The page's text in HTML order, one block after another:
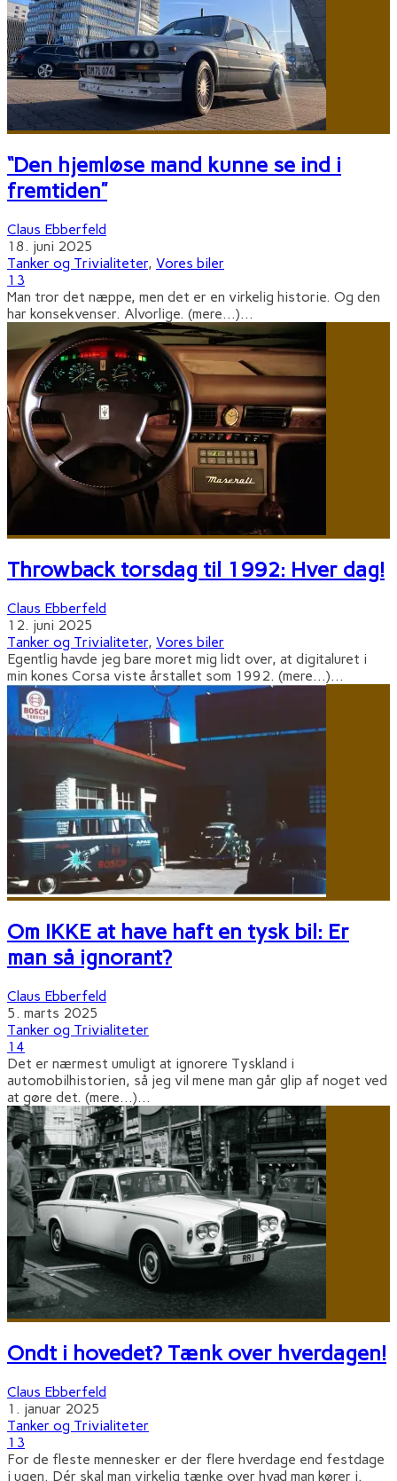
“Den hjemløse mand kunne se ind i
fremtiden”
Claus Ebberfeld
18. juni 2025
Tanker og Trivialiteter, Vores biler
13
Man tror det næppe, men det er en virkelig historie. Og den
har konsekvenser. Alvorlige. (mere…)...
Throwback torsdag til 1992: Hver dag!
Claus Ebberfeld
12. juni 2025
Tanker og Trivialiteter, Vores biler
Egentlig havde jeg bare moret mig lidt over, at digitaluret i
min kones Corsa viste årstallet som 1992. (mere…)...
Om IKKE at have haft en tysk bil: Er
man så ignorant?
Claus Ebberfeld
5. marts 2025
Tanker og Trivialiteter
14
Det er nærmest umuligt at ignorere Tyskland i
automobilhistorien, så jeg vil mene man går glip af noget ved
at gøre det. (mere…)...
Ondt i hovedet? Tænk over hverdagen!
Claus Ebberfeld
1. januar 2025
Tanker og Trivialiteter
13
For de fleste mennesker er der flere hverdage end festdage
i ugen. Dér skal man virkelig tænke over hvad man kører i.